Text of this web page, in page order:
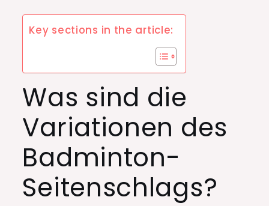
Key sections in the article:
Was sind die
Variationen des
Badminton-
Seitenschlags?